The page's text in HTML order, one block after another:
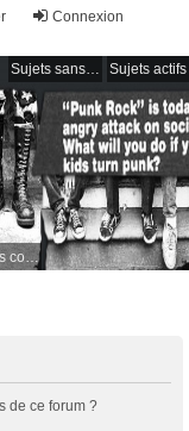
Connexion
Sujets sans réponse Sujets actifs
de ce forum ?